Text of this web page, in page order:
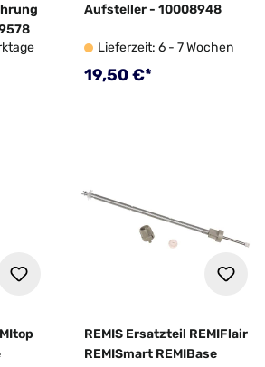
Aufsteller - 10008948
Lieferzeit: 6 - 7 Wochen
Regulärer Preis:
19,50 €*
REMIS Ersatzteil REMIFlair
REMISmart REMIBase